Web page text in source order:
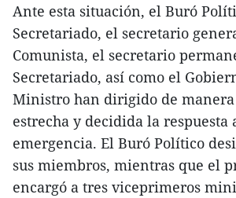
Ante esta situación, el Buró
Secretariado, el secretario
Comunista, el secretario
Secretariado, así como el
Ministro han dirigido de manera
estrecha y decidida la respuesta
emergencia. El Buró Político
sus miembros, mientras que el
encargó a tres viceprimeros